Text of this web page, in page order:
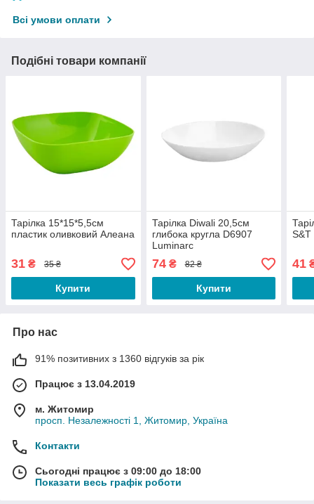
Всі умови оплати
Подібні товари компанії
Тарілка 15*15*5,5см
пластик оливковий Алеана
31 ₴ 35 ₴
Купити
Тарілка Diwali 20,5см
глибока кругла D6907
Luminarc
74₴ 82 ₴
Купити
S&T
41
Про нас
91% позитивних з 1360 відгуків за рік
Працює з 13.04.2019
м. Житомир
просп. Незалежності 1, Житомир, Україна
Контакти
Сьогодні працює з 09:00 до 18:00
Показати весь графік роботи